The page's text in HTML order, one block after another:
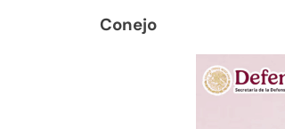
Conejo